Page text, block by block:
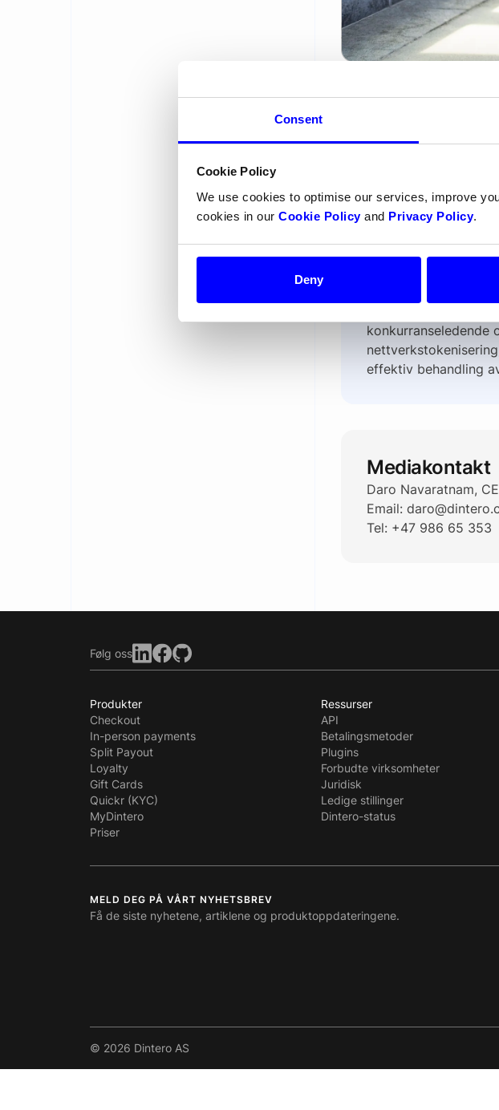
Consent
Cookie Policy
We use cookies to optimise our services, improve
cookies in our Cookie Policyand Privacy Policy.
Deny
Vy har valgt det norske
for alle Vys salg av tog,
innovative
konkurranseledende
effektiv behandling
Mediakontakt
Daro Navaratnam,
Email:
Tel: +47 986 65 353
Følg oss
Produkter
Checkout
In-person payments
Split Payout
Loyalty
Gift Cards
Quickr (KYC)
MyDintero
Priser
Ressurser
API
Betalingsmetoder
Plugins
Forbudte virksomheter
Juridisk
Ledige stillinger
Dintero-status
MELD DEG PÅ VÅRT NYHETSBREV
Få de siste nyhetene, artiklene og produktoppdateringene.
© 2026 Dintero AS